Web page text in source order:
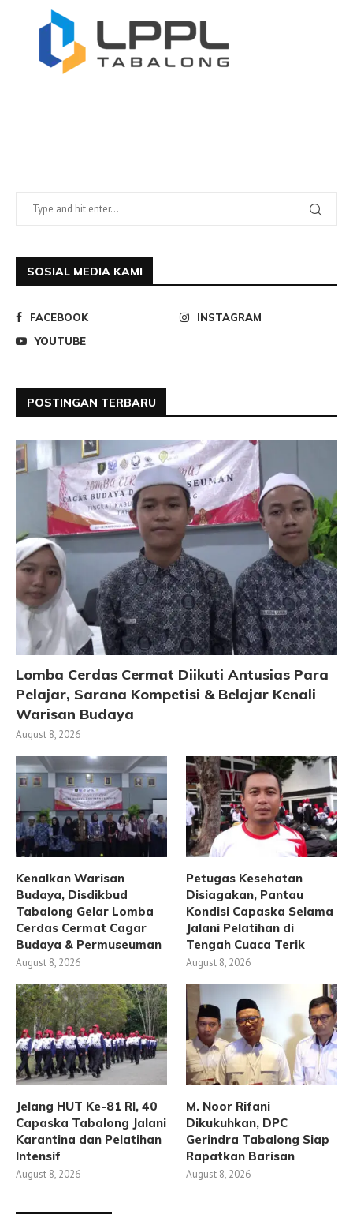
SOSIAL MEDIA KAMI
FACEBOOK
INSTAGRAM
YOUTUBE
POSTINGAN TERBARU
Lomba Cerdas Cermat Diikuti Antusias Para
Pelajar, Sarana Kompetisi & Belajar Kenali
Warisan Budaya
August 8, 2026
Kenalkan Warisan
Budaya, Disdikbud
Tabalong Gelar Lomba
Cerdas Cermat Cagar
Budaya & Permuseuman
August 8, 2026
Petugas Kesehatan
Disiagakan, Pantau
Kondisi Capaska Selama
Jalani Pelatihan di
Tengah Cuaca Terik
August 8, 2026
Jelang HUT Ke-81 RI, 40
Capaska Tabalong Jalani
Karantina dan Pelatihan
Intensif
August 8, 2026
M. Noor Rifani
Dikukuhkan, DPC
Gerindra Tabalong Siap
Rapatkan Barisan
August 8, 2026